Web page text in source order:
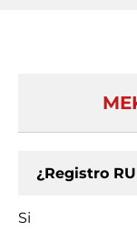
¿Registro
Si